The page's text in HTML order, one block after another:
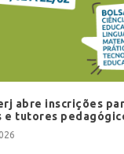
abre inscrições
e tutores